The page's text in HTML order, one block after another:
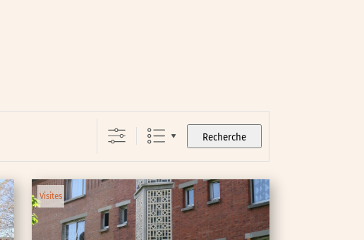
Recherche
Visites